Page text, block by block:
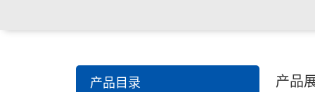
电缆，包装材料，箱包等行业
产品目录 产品